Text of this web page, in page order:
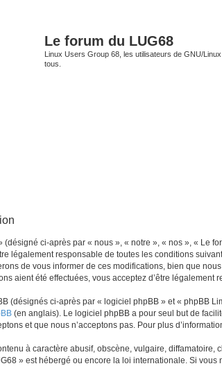
Le forum du LUG68
Linux Users Group 68, les utilisateurs de GNU/
tous.
(désigné ci-après par « nous », « notre », « nos », « Le
légalement responsable de toutes les conditions
de vous informer de ces modifications, bien que
aient été effectuées, vous acceptez d’être légalement
(désignés ci-après par « logiciel phpBB » et « phpBB
(en anglais). Le logiciel phpBB a pour seul but de
et que nous n’acceptons pas. Pour plus
à caractère abusif, obscène, vulgaire,
» est hébergé ou encore la loi internationale. Si